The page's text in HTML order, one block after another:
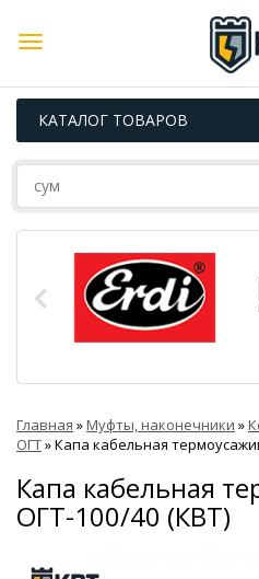
КАТАЛОГ ТОВАРОВ
Главная »Муфты, наконечники »
ОГТ»Капа кабельная
Капа кабельная
ОГТ-100/40 (КВТ)